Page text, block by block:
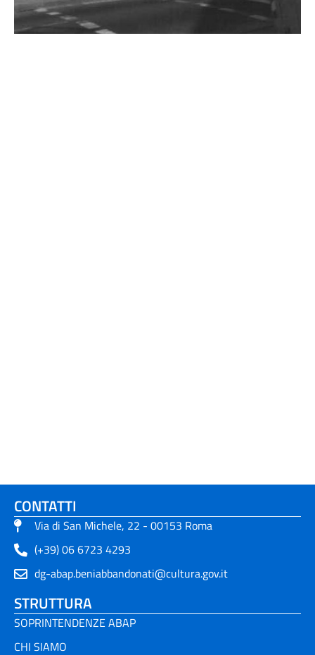
CONTATTI
Via di San Michele, 22 - 00153 Roma
(+39) 06 6723 4293
dg-abap.beniabbandonati@cultura.gov.it
STRUTTURA
SOPRINTENDENZE ABAP
CHI SIAMO